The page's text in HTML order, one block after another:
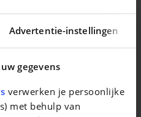
Advertentie-instellingen
gegevens
verwerken je persoonlijke
met behulp van